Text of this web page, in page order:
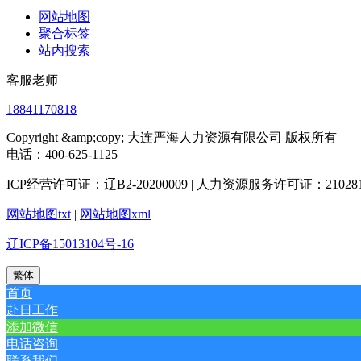
网站地图
聚合标签
站内搜索
客服老师
18841170818
Copyright &amp;copy; 大连严海人力资源有限公司 版权所有
电话：400-625-1125
ICP经营许可证：辽B2-20200009 | 人力资源服务许可证：
网站地图txt | 网站地图xml
辽ICP备15013104号-16
繁体
首页
赴日工作
添加微信
电话咨询